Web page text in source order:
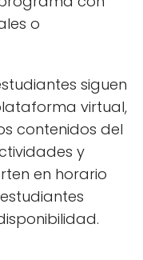
o
siguen
virtual,
contenidos del
y
en horario